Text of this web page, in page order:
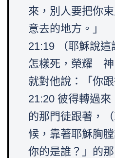
來，別人要把你
意去的地方。」
21:19 （耶穌說
怎樣死，榮耀 神
就對他說：「你跟
21:20 彼得轉過
的那門徒跟著，
候，靠著耶穌胸
你的是誰？」的那